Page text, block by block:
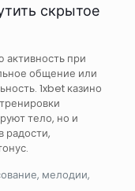
скрытое
при
общение или
1xbet казино
тело, но и
радости,
мелодии,